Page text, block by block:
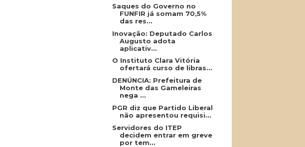
Saques do Governo no
FUNFIR já somam 70,5%
das res...
Inovação: Deputado Carlos
Augusto adota
aplicativ...
O Instituto Clara Vitória
ofertará curso de libras...
DENÚNCIA: Prefeitura de
Monte das Gameleiras
nega ...
PGR diz que Partido Liberal
não apresentou requisi...
Servidores do ITEP
decidem entrar em greve
por tem...